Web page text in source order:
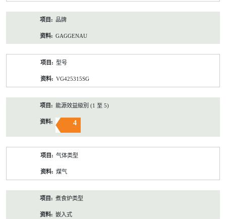
品牌
GAGGENAU
型号
VG425315SG
能源效益級別 (1 至 5)
4
气体类型
煤气
煮食炉类型
嵌入式